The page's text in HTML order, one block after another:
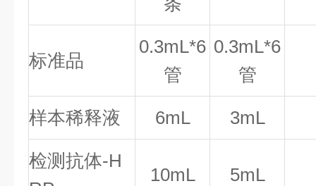
标准品
0.3mL*6
管
0.3mL*6
管
样本稀释液 6mL 3mL
检测抗体-H
10mL 5mL